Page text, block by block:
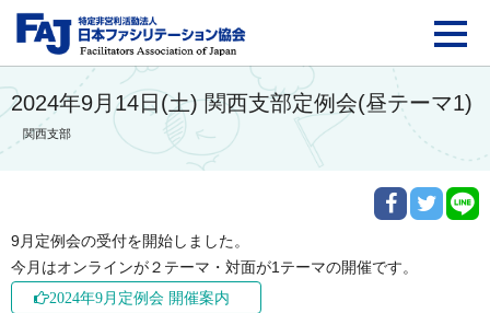
FAJ：特定非営利活動
2024年9月14日(土) 関西支部定例会(昼テーマ1)
関西支部
9月定例会の受付を開始しました。
今月はオンラインが２テーマ・対面が1テーマの開催です。
2024年9月定例会 開催案内